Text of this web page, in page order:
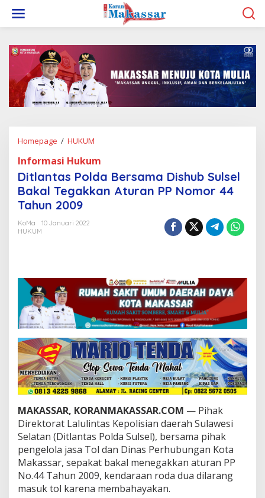
w
Homepage / HUKUM
t
l
a
n
a
B
e
s
a
m
a
D
i
s
h
u
b
S
u
l
s
e
l
B
Informasi Hukum
Ditlantas Polda Bersama Dishub Sulsel
Bakal Tegakkan Aturan PP Nomor 44
Tahun 2009
KoMa
10 Januari 2022
HUKUM
MAKASSAR, KORANMAKASSAR.COM — Pihak
Direktorat Lalulintas Kepolisian daerah Sulawesi
Selatan (Ditlantas Polda Sulsel), bersama pihak
pengelola jasa Tol dan Dinas Perhubungan Kota
Makassar, sepakat bakal menegakkan aturan PP
No.44 Tahun 2009, kendaraan roda dua dilarang
masuk tol karena membahayakan.